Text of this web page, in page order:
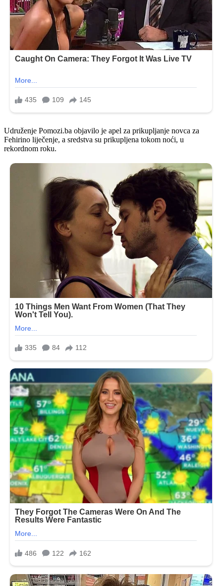
Udruženje Pomozi.ba objavilo je apel za prikupljanje novca za
Fehirino liječenje, a sredstva su prikupljena tokom noći, u
rekordnom roku.